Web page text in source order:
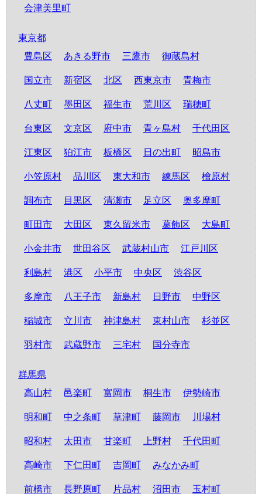
会津美里町
東京都
豊島区
あきる野市 三鷹市 御蔵島村
国立市 新宿区 北区 西東京市 青梅市
八丈町 墨田区 福生市 荒川区 瑞穂町
台東区 文京区 府中市 青ヶ島村 千代田区
江東区 狛江市 板橋区 日の出町 昭島市
小笠原村 品川区 東大和市 練馬区 檜原村
調布市 目黒区 清瀬市 足立区 奥多摩町
町田市 大田区 東久留米市 葛飾区 大島町
小金井市 世田谷区 武蔵村山市 江戸川区
利島村 港区 小平市 中央区 渋谷区
多摩市 八王子市 新島村 日野市 中野区
稲城市 立川市 神津島村 東村山市 杉並区
羽村市 武蔵野市 三宅村 国分寺市
群馬県
高山村
邑楽町 富岡市 桐生市 伊勢崎市
明和町 中之条町 草津町 藤岡市 川場村
昭和村 太田市 甘楽町 上野村 千代田町
高崎市 下仁田町 吉岡町 みなかみ町
前橋市 長野原町 片品村 沼田市 玉村町